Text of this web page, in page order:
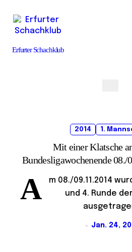
content
Erfurter Schachklub
2014 1.
Mit einer Klatsche
Bundesligawochenende
A
m 08./09.11.2014
und 4. Runde
Jan. 24,